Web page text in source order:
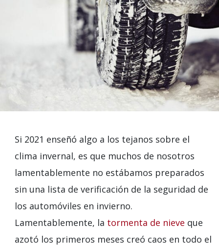
Si 2021 enseñó algo a los tejanos sobre el
clima invernal, es que muchos de nosotros
lamentablemente no estábamos preparados
sin una lista de verificación de la seguridad de
los automóviles en invierno.
Lamentablemente, la tormenta de nieve que
azotó los primeros meses creó caos en todo el